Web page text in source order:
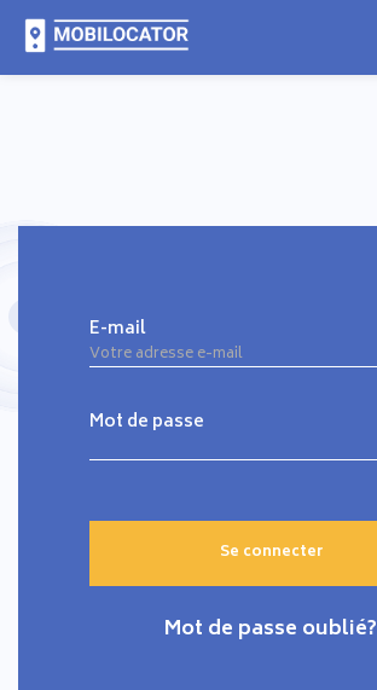
E-mail
Mot de passe
Mot de passe oublié?